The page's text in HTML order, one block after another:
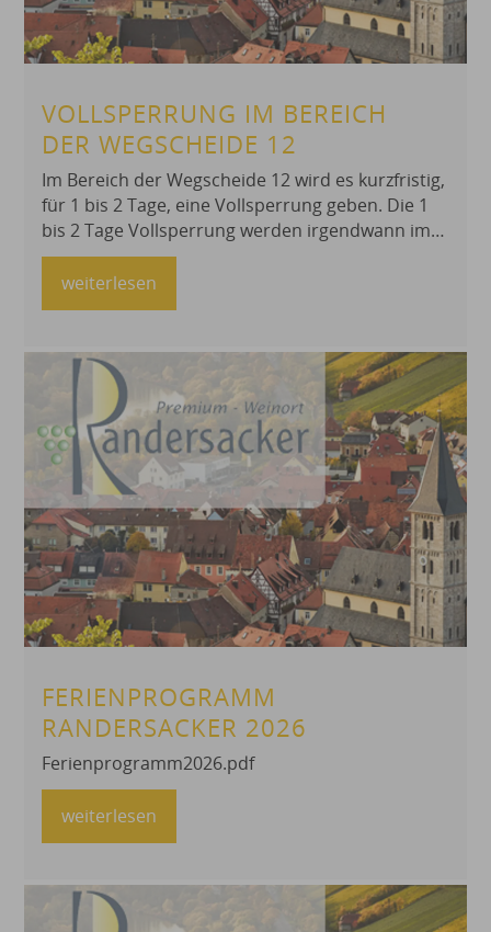
VOLLSPERRUNG IM BEREICH
DER WEGSCHEIDE 12
Im Bereich der Wegscheide 12 wird es kurzfristig,
für 1 bis 2 Tage, eine Vollsperrung geben. Die 1
bis 2 Tage Vollsperrung werden irgendwann im
Zeitraum vom 28.07.2026 bis 14.08.2026 liegen.
Die Müllentsorgung ist gewährleistet. Bitte
beachten Sie die Umleitungsbeschilderung und
weiterlesen
FERIENPROGRAMM
RANDERSACKER 2026
Ferienprogramm2026.pdf
weiterlesen